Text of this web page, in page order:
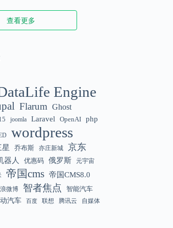
投入 25 亿美元成立 AI 落地实
模型接近 GPT-5.5 水平，基础
3.5 Flash 强化“AI 操作系统级代
Anthropic Fable / Mythos 模型
查看更多
Engine
Flarum Ghost
joomla Laravel OpenAI php
wordpress
星 乔布斯 亦庄新城 京东
器人 优惠码 俄罗斯 元宇宙
帝国cms 帝国CMS8.0
微博 智者焦点
智能汽车
汽车 百度 联想 腾讯云
自媒体